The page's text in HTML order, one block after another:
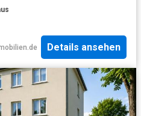
Details ansehen